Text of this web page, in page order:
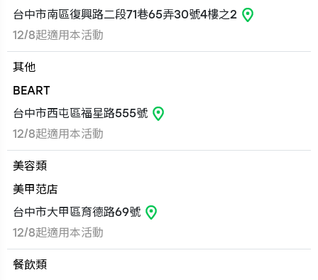
台中市南區復興路二段71巷65弄30號4樓之2
12/8起適用本活動
其他
BEART
台中市西屯區福星路555號
12/8起適用本活動
美容類
美甲范店
台中市大甲區育德路69號
12/8起適用本活動
餐飲類